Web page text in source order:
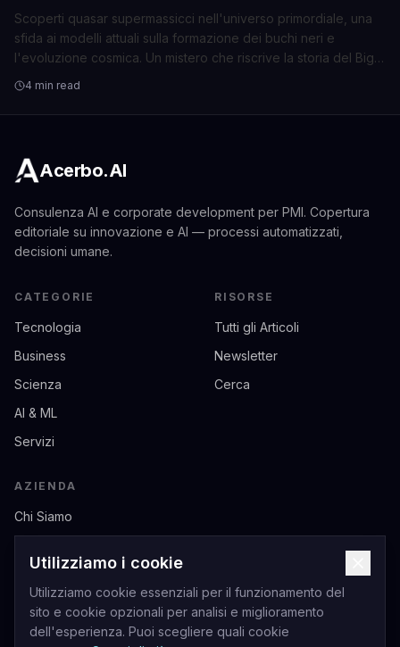
Scoperti quasar supermassicci nell'universo primordiale, una
sfida ai modelli attuali sulla formazione dei buchi neri e
l'evoluzione cosmica. Un mistero che riscrive la storia del Big
Bang.
4 min read
Acerbo.AI
Consulenza AI e corporate development per PMI. Copertura
editoriale su innovazione e AI — processi automatizzati,
decisioni umane.
CATEGORIE
Tecnologia
Business
Scienza
AI & ML
Servizi
RISORSE
Tutti gli Articoli
Newsletter
Cerca
AZIENDA
Chi Siamo
Privacy
Termini di Servizio
Utilizziamo i cookie
Utilizziamo cookie essenziali per il funzionamento del
sito e cookie opzionali per analisi e miglioramento
dell'esperienza. Puoi scegliere quali cookie